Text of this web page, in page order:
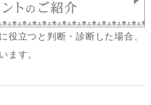
立つと判断・診断した場合、
ます。